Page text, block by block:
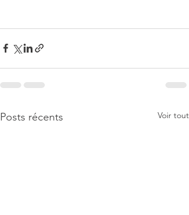
Posts récents Voir tout